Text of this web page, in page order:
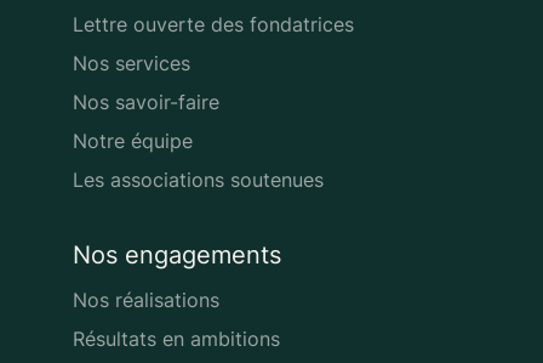
Lettre ouverte des fondatrices
Nos services
Nos savoir-faire
Notre équipe
Les associations soutenues
Nos engagements
Nos réalisations
Résultats en ambitions